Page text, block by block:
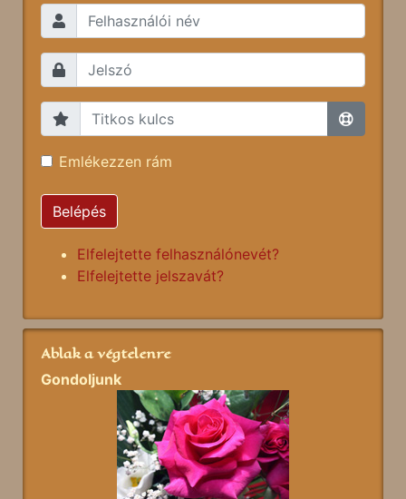
Emlékezzen rám
Belépés
Elfelejtette felhasználónevét?
Elfelejtette jelszavát?
Ablak a végtelenre
Gondoljunk